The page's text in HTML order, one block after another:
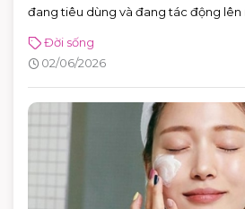
đang tiêu dùng và đang tác động
đến hành động vì khí hậu, với sự kiện
tại Azerbaijan.
Đời sống
02/06/2026